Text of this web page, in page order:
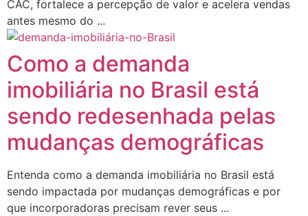
CAC, fortalece a percepção de valor e acelera vendas
antes mesmo do ...
Como a demanda
imobiliária no Brasil está
sendo redesenhada pelas
mudanças demográficas
Entenda como a demanda imobiliária no Brasil está
sendo impactada por mudanças demográficas e por
que incorporadoras precisam rever seus ...